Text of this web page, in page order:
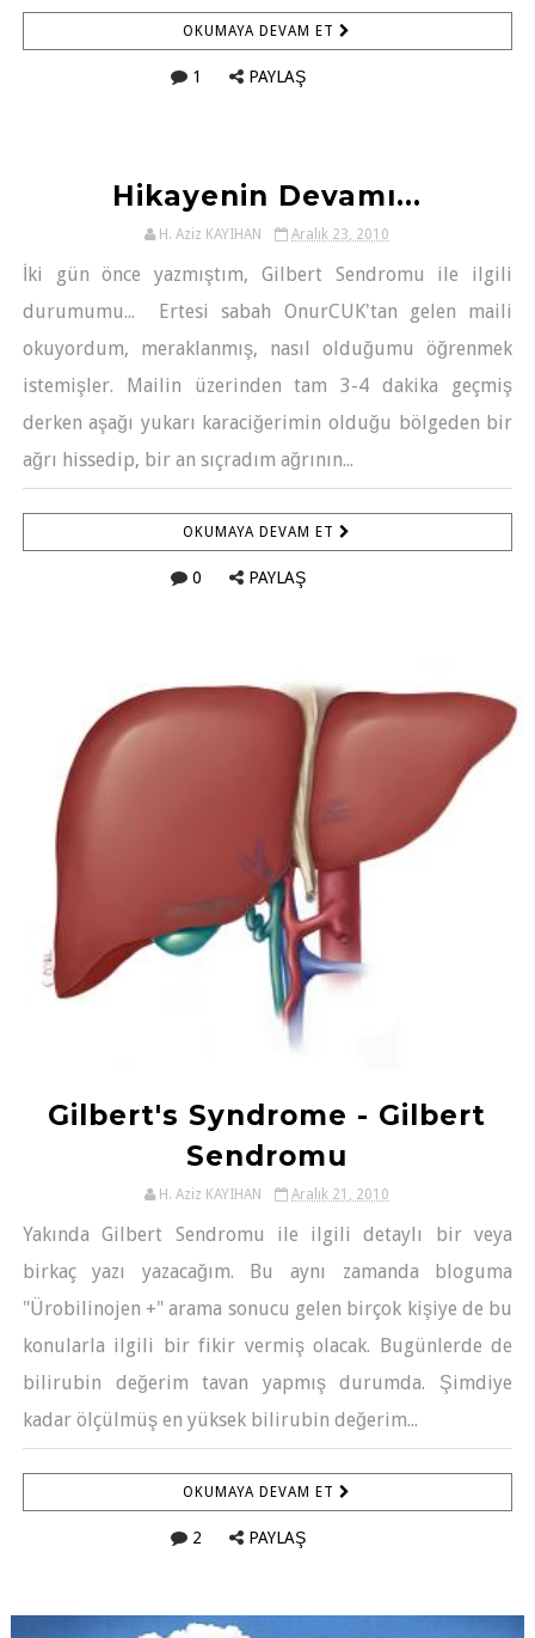
OKUMAYA DEVAM ET
1 PAYLAŞ
Hikayenin Devamı...
H. Aziz KAYIHAN Aralık 23, 2010
İki gün önce yazmıştım, Gilbert Sendromu ile ilgili
durumumu... Ertesi sabah OnurCUK'tan gelen maili
okuyordum, meraklanmış, nasıl olduğumu öğrenmek
istemişler. Mailin üzerinden tam 3-4 dakika geçmiş
derken aşağı yukarı karaciğerimin olduğu bölgeden bir
ağrı hissedip, bir an sıçradım ağrının...
OKUMAYA DEVAM ET
0 PAYLAŞ
Gilbert's Syndrome - Gilbert
Sendromu
H. Aziz KAYIHAN Aralık 21, 2010
Yakında Gilbert Sendromu ile ilgili detaylı bir veya
birkaç yazı yazacağım. Bu aynı zamanda bloguma
"Ürobilinojen +" arama sonucu gelen birçok kişiye de bu
konularla ilgili bir fikir vermiş olacak. Bugünlerde de
bilirubin değerim tavan yapmış durumda. Şimdiye
kadar ölçülmüş en yüksek bilirubin değerim...
OKUMAYA DEVAM ET
2 PAYLAŞ